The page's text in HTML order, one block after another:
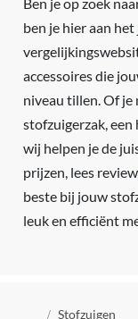
ben je hier aan
accessoires die
niveau tillen. Of je
stofzuigerzak,
wij helpen je de
prijzen, lees
beste bij jouw
leuk en efficiënt
Kruimelpad
Stofzuigen